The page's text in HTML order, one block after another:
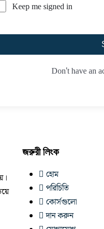
Keep me signed in
Don't have an
জরুরী লিংক
হোম
পরিচিতি
কোর্সগুলো
দান করুন